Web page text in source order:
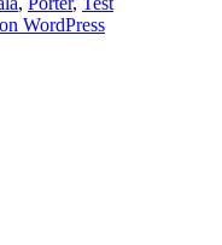
WordPress